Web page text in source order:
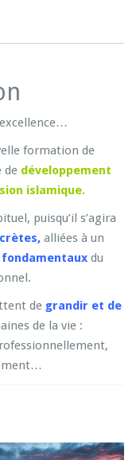
formation de
de développement
islamique.
puisqu’il s’agira
alliées à un
fondamentaux du
de grandir et de
de la vie :